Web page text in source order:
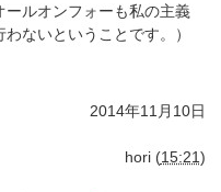
ールオンフォーも私の主義
ないということです。）
2014年11月10日
hori(15:21)